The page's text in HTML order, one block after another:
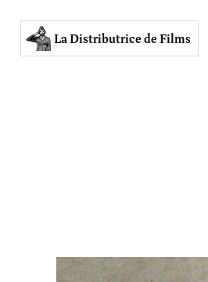
La Distributricede Films